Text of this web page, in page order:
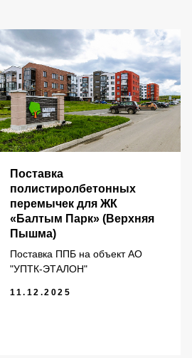
Поставка
полистиролбетонных
перемычек для ЖК
«Балтым Парк» (Верхняя
Пышма)
Поставка ППБ на объект АО
"УПТК-ЭТАЛОН"
11.12.2025
Главная
О компании
Каталог